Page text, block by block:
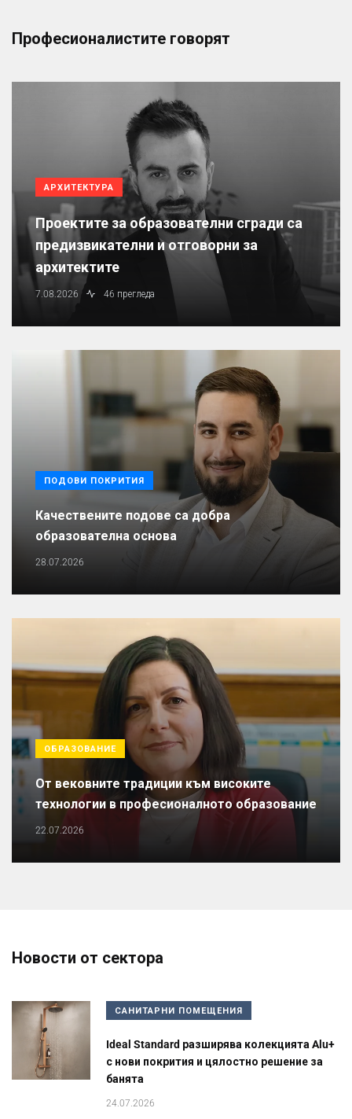
Професионалистите говорят
АРХИТЕКТУРА
Проектите за образователни сгради са
предизвикателни и отговорни за
архитектите
7.08.2026 46 прегледа
ПОДОВИ ПОКРИТИЯ
Качествените подове са добра
образователна основа
28.07.2026
ОБРАЗОВАНИЕ
От вековните традиции към високите
технологии в професионалното образование
22.07.2026
Новости от сектора
САНИТАРНИ ПОМЕЩЕНИЯ
Ideal Standard разширява колекцията Alu+
с нови покрития и цялостно решение за
банята
24.07.2026